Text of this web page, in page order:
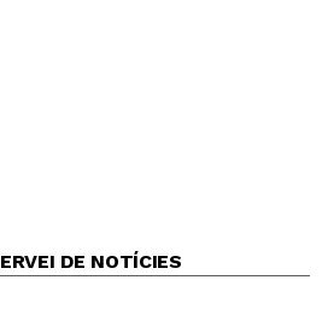
DE NOTÍCIES